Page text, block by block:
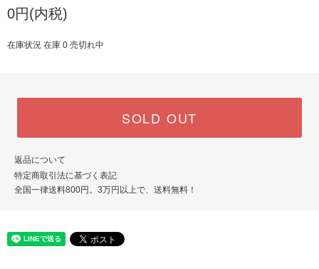
0円(内税)
在庫状況 在庫 0 売切れ中
SOLD OUT
返品について
特定商取引法に基づく表記
全国一律送料800円。3万円以上で、送料無料！